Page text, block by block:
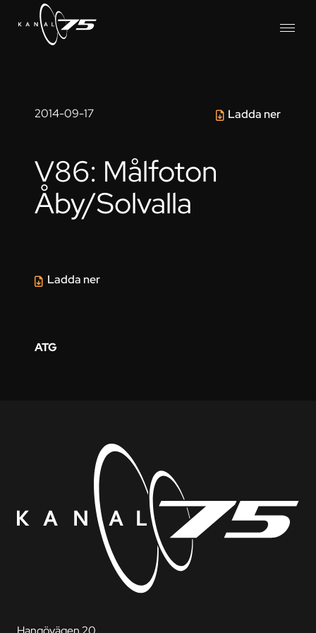
2014-09-17 Ladda ner
V86: Målfoton
Åby/Solvalla
Ladda ner
ATG